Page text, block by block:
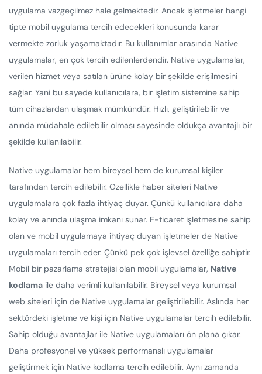
uygulama vazgeçilmez hale gelmektedir. Ancak işletmeler hangi
tipte mobil uygulama tercih edecekleri konusunda karar
vermekte zorluk yaşamaktadır. Bu kullanımlar arasında Native
uygulamalar, en çok tercih edilenlerdendir. Native uygulamalar,
verilen hizmet veya satılan ürüne kolay bir şekilde erişilmesini
sağlar. Yani bu sayede kullanıcılara, bir işletim sistemine sahip
tüm cihazlardan ulaşmak mümkündür. Hızlı, geliştirilebilir ve
anında müdahale edilebilir olması sayesinde oldukça avantajlı bir
şekilde kullanılabilir.
Native uygulamalar hem bireysel hem de kurumsal kişiler
tarafından tercih edilebilir. Özellikle haber siteleri Native
uygulamalara çok fazla ihtiyaç duyar. Çünkü kullanıcılara daha
kolay ve anında ulaşma imkanı sunar. E-ticaret işletmesine sahip
olan ve mobil uygulamaya ihtiyaç duyan işletmeler de Native
uygulamaları tercih eder. Çünkü pek çok işlevsel özelliğe sahiptir.
Mobil bir pazarlama stratejisi olan mobil uygulamalar, Native
kodlama ile daha verimli kullanılabilir. Bireysel veya kurumsal
web siteleri için de Native uygulamalar geliştirilebilir. Aslında her
sektördeki işletme ve kişi için Native uygulamalar tercih edilebilir.
Sahip olduğu avantajlar ile Native uygulamaları ön plana çıkar.
Daha profesyonel ve yüksek performanslı uygulamalar
geliştirmek için Native kodlama tercih edilebilir. Aynı zamanda